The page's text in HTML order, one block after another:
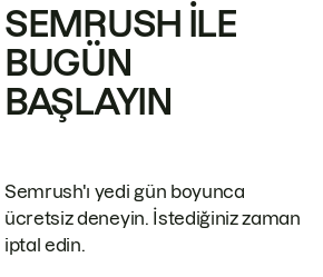
SEMRUSH ILE
BUGÜN
BAŞLAYIN
Semrush'ı yedi gün boyunca
ücretsiz deneyin. İstediğiniz zaman
iptal edin.